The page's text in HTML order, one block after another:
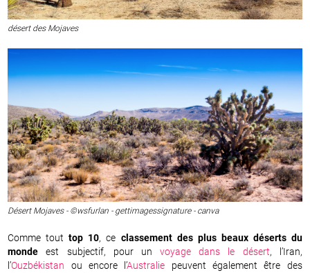
désert des Mojaves
Désert Mojaves - ©wsfurlan - gettimagessignature - canva
Comme touttop 10, ce classement des plus beaux déserts du
mondeest subjectif, pour unvoyage dans le désert, l’Iran,
l’Ouzbékistan ou encore l’Australie peuvent également être des